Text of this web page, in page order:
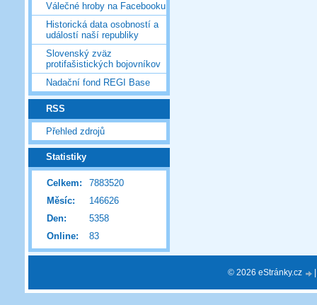
Válečné hroby na Facebooku
Historická data osobností a
událostí naší republiky
Slovenský zväz
protifašistických bojovníkov
Nadační fond REGI Base
RSS
Přehled zdrojů
Statistiky
Online: 83
Celkem:
7883520
Měsíc:
146626
Den:
5358
© 2026 eStránky.cz